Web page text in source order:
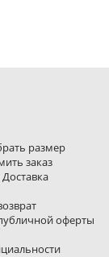
размер
заказ
оферты